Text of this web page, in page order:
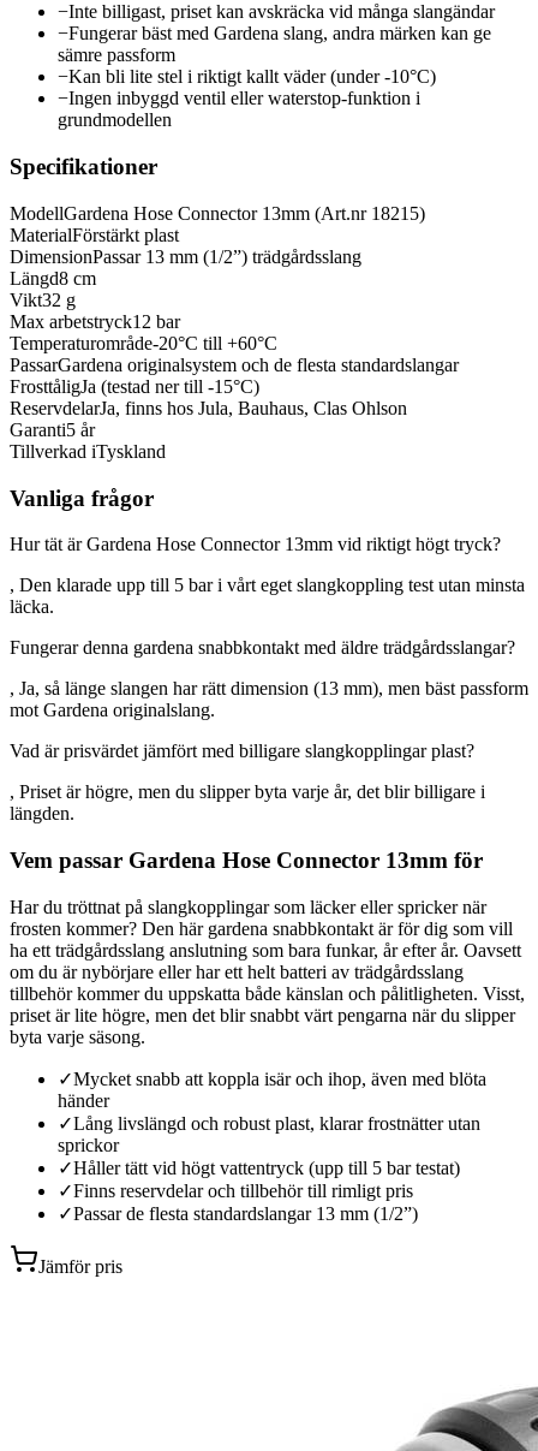
−Inte billigast, priset kan avskräcka vid många slangändar
−Fungerar bäst med Gardena slang, andra märken kan ge
sämre passform
−Kan bli lite stel i riktigt kallt väder (under -10°C)
−Ingen inbyggd ventil eller waterstop-funktion i
grundmodellen
Specifikationer
ModellGardena Hose Connector 13mm (Art.nr 18215)
MaterialFörstärkt plast
DimensionPassar 13 mm (1/2”) trädgårdsslang
Längd8 cm
Vikt32 g
Max arbetstryck12 bar
Temperaturområde-20°C till +60°C
PassarGardena originalsystem och de flesta standardslangar
FrosttåligJa (testad ner till -15°C)
ReservdelarJa, finns hos Jula, Bauhaus, Clas Ohlson
Garanti5 år
Tillverkad iTyskland
Vanliga frågor
Hur tät är Gardena Hose Connector 13mm vid riktigt högt tryck?
, Den klarade upp till 5 bar i vårt eget slangkoppling test utan minsta
läcka.
Fungerar denna gardena snabbkontakt med äldre trädgårdsslangar?
, Ja, så länge slangen har rätt dimension (13 mm), men bäst passform
mot Gardena originalslang.
Vad är prisvärdet jämfört med billigare slangkopplingar plast?
, Priset är högre, men du slipper byta varje år, det blir billigare i
längden.
Vem passar Gardena Hose Connector 13mm för
Har du tröttnat på slangkopplingar som läcker eller spricker när
frosten kommer? Den här gardena snabbkontakt är för dig som vill
ha ett trädgårdsslang anslutning som bara funkar, år efter år. Oavsett
om du är nybörjare eller har ett helt batteri av trädgårdsslang
tillbehör kommer du uppskatta både känslan och pålitligheten. Visst,
priset är lite högre, men det blir snabbt värt pengarna när du slipper
byta varje säsong.
✓Mycket snabb att koppla isär och ihop, även med blöta
händer
✓Lång livslängd och robust plast, klarar frostnätter utan
sprickor
✓Håller tätt vid högt vattentryck (upp till 5 bar testat)
✓Finns reservdelar och tillbehör till rimligt pris
✓Passar de flesta standardslangar 13 mm (1/2”)
Jämför pris